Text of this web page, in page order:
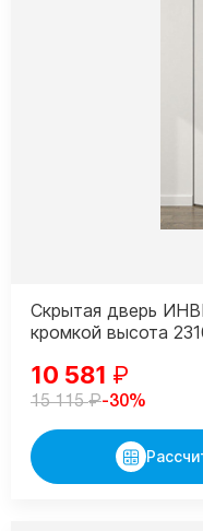
Скрытая дверь
кромкой высота
10 581 ₽
15 115₽-30%